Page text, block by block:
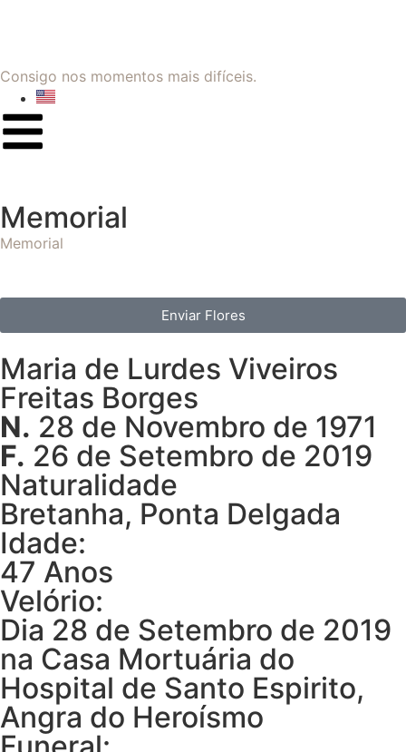
Consigo nos momentos mais difíceis.
Memorial
Memorial
Enviar Flores
Maria de Lurdes Viveiros
Freitas Borges
N. 28 de Novembro de 1971
F. 26 de Setembro de 2019
Naturalidade
Bretanha, Ponta Delgada
Idade:
47 Anos
Velório:
Dia 28 de Setembro de 2019
na Casa Mortuária do
Hospital de Santo Espirito,
Angra do Heroísmo